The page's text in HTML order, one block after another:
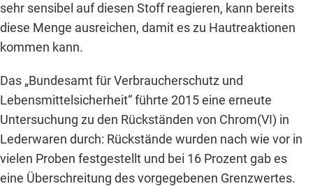
sehr sensibel auf diesen Stoff reagieren, kann bereits
diese Menge ausreichen, damit es zu Hautreaktionen
kommen kann.
Das „Bundesamt für Verbraucherschutz und
Lebensmittelsicherheit“ führte 2015 eine erneute
Untersuchung zu den Rückständen von Chrom(VI) in
Lederwaren durch: Rückstände wurden nach wie vor in
vielen Proben festgestellt und bei 16 Prozent gab es
eine Überschreitung des vorgegebenen Grenzwertes.